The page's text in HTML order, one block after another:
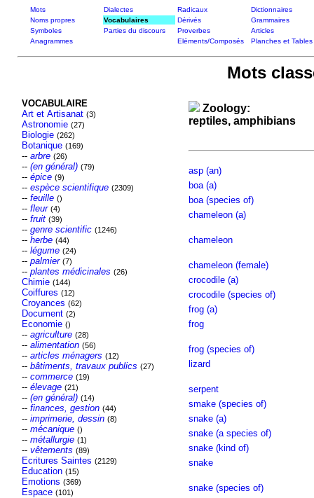
Mots Dialectes Radicaux
Dictionnaires
Noms propres
Vocabulaires Dérivés
Grammaires
Symboles
Parties du discours Proverbes
Articles
Anagrammes
Eléments/Composés Planches et Tables
Mots
VOCABULAIRE
Art et Artisanat (3)
Astronomie (27)
Biologie (262)
Botanique (169)
-- arbre (26)
-- (en général) (79)
-- épice (9)
-- espèce scientifique (2309)
-- feuille ()
-- fleur (4)
-- fruit (39)
-- genre scientific (1246)
-- herbe (44)
-- légume (24)
-- palmier (7)
-- plantes médicinales (26)
Chimie (144)
Coiffures (12)
Croyances (62)
Document (2)
Economie ()
-- agriculture (28)
-- alimentation (56)
-- articles ménagers (12)
-- bâtiments, travaux publics (27)
-- commerce (19)
-- élevage (21)
-- (en général) (14)
-- finances, gestion (44)
-- imprimerie, dessin (8)
-- mécanique ()
-- métallurgie (1)
-- vêtements (89)
Ecritures Saintes (2129)
Education (15)
Emotions (369)
Espace (101)
Zoology:
reptiles, amphibians
asp (an)
boa (a)
boa (species of)
chameleon (a)
chameleon
chameleon (female)
crocodile (a)
crocodile (species of)
frog (a)
frog
frog (species of)
lizard
serpent
smake (species of)
snake (a)
snake (a species of)
snake (kind of)
snake
snake (species of)